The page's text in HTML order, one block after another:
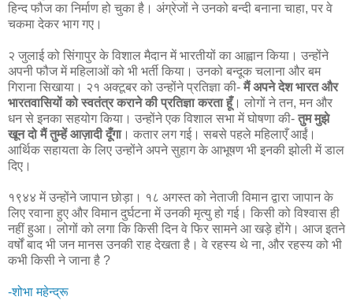
हिन्द फौज का निर्माण हो चुका है। अंग्रेजों ने उनको बन्दी बनाना चाहा, पर वे
चकमा देकर भाग गए।
२ जुलाई को सिंगापुर के विशाल मैदान में भारतीयों का आह्वान किया। उन्होंने
अपनी फौज में महिलाओं को भी भर्ती किया। उनको बन्दूक चलाना और बम
गिराना सिखाया। २१ अक्टूबर को उन्होंने प्रतिज्ञा की-मैं अपने देश भारत और
भारतवासियों को स्वतंत्र कराने की प्रतिज्ञा करता हूँ। लोगों ने तन, मन और
धन से इनका सहयोग किया। उन्होंने एक विशाल सभा में घोषणा की-तुम मुझे
खून दो मैं तुम्हें आज़ादी दूँगा। कतार लग गई। सबसे पहले महिलाएँ आईं।
आर्थिक सहायता के लिए उन्होंने अपने सुहाग के आभूषण भी इनकी झोली में डाल
दिए।
१९४४ में उन्होंने जापान छोड़ा। १८ अगस्त को नेताजी विमान द्वारा जापान के
लिए रवाना हुए और विमान दुर्घटना में उनकी मृत्यु हो गई। किसी को विश्वास ही
नहीं हुआ। लोगों को लगा कि किसी दिन वे फिर सामने आ खड़े होंगे। आज इतने
वर्षों बाद भी जन मानस उनकी राह देखता है। वे रहस्य थे ना, और रहस्य को भी
कभी किसी ने जाना है ?
-शोभा महेन्द्रू